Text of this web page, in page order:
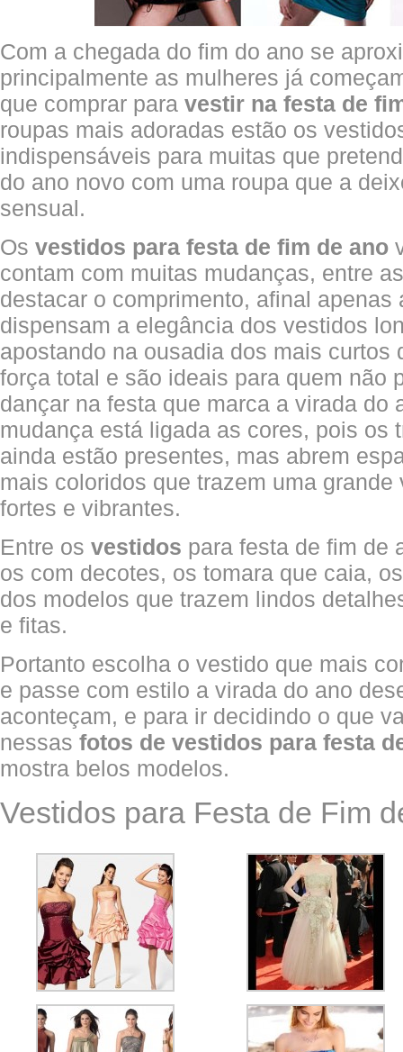
Com a chegada do fim do ano se
principalmente as mulheres já
que comprar para vestir na festa de
roupas mais adoradas estão os
indispensáveis para muitas que
do ano novo com uma roupa que a
sensual.
Os vestidos para festa de fim de ano
contam com muitas mudanças, entre
destacar o comprimento, afinal apenas
dispensam a elegância dos vestidos
apostando na ousadia dos mais curtos
força total e são ideais para quem não
dançar na festa que marca a virada do
mudança está ligada as cores, pois os
ainda estão presentes, mas abrem
mais coloridos que trazem uma grande
fortes e vibrantes.
Entre os vestidos para festa de fim de
os com decotes, os tomara que caia,
dos modelos que trazem lindos
e fitas.
Portanto escolha o vestido que mais
e passe com estilo a virada do ano
aconteçam, e para ir decidindo o que
nessas fotos de vestidos para festa
mostra belos modelos.
Vestidos para Festa de Fim